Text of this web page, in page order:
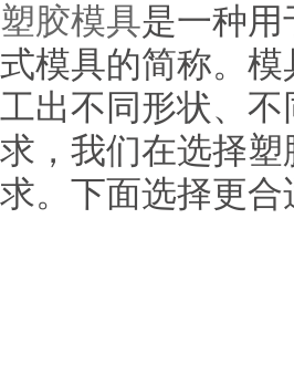
塑胶模具是一种
式模具的简称。
工出不同形状、
求，我们在选择
求。下面选择更